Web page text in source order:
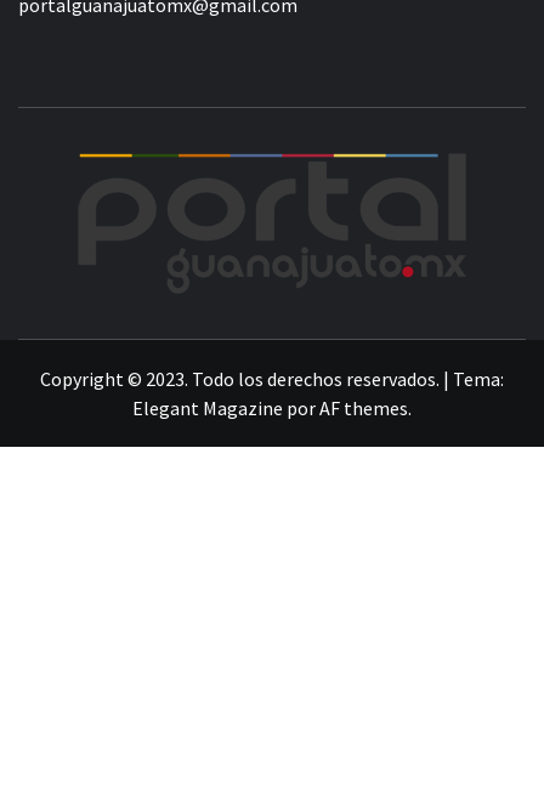
Copyright © 2023. Todo los derechos reservados. | Tema:
Elegant Magazine porAF themes.